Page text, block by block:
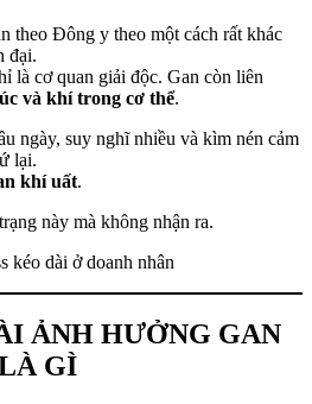
theo Đông y theo một cách rất khác
đại.
là cơ quan giải độc. Gan còn liên
và khí trong cơ thể.
ngày, suy nghĩ nhiều và kìm nén cảm
lại.
khí uất.
này mà không nhận ra.
ẢNH HƯỞNG GAN
GÌ